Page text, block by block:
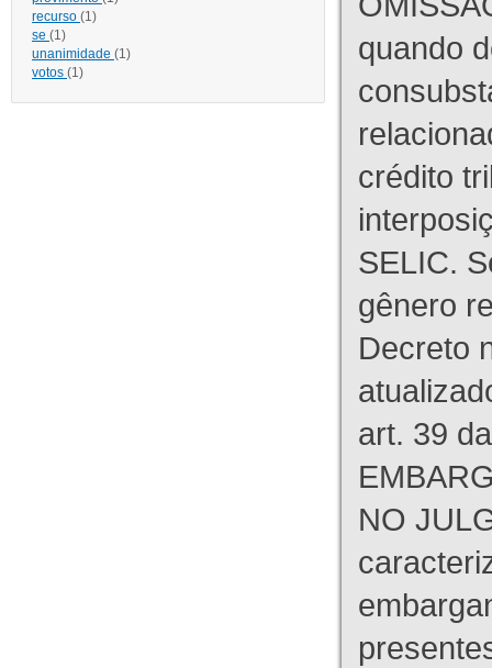
recurso (1)
se (1)
unanimidade (1)
votos (1)
quando
crédito
SELIC.
gênero
Decreto
art. 39
NO